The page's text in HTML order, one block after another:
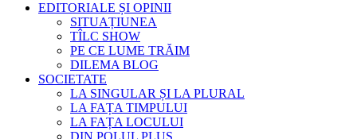
EDITORIALE ȘI OPINII
SITUAȚIUNEA
TÎLC SHOW
PE CE LUME TRĂIM
DILEMA BLOG
SOCIETATE
LA SINGULAR ȘI LA PLURAL
LA FAȚA TIMPULUI
LA FAȚA LOCULUI
DIN POLUL PLUS